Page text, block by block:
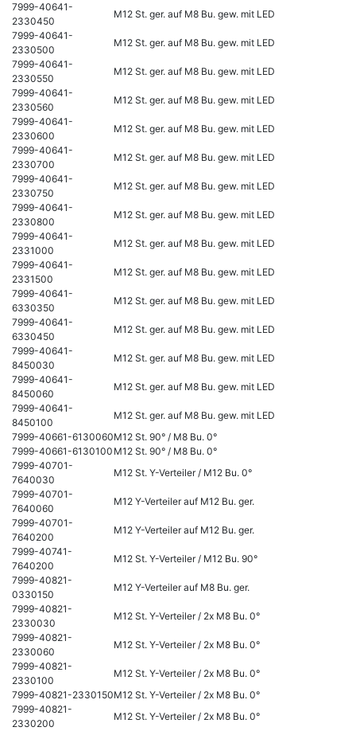
7999-40641-
2330450
M12 St. ger. auf M8 Bu. gew. mit LED
7999-40641-
2330500
M12 St. ger. auf M8 Bu. gew. mit LED
7999-40641-
2330550
M12 St. ger. auf M8 Bu. gew. mit LED
7999-40641-
2330560
M12 St. ger. auf M8 Bu. gew. mit LED
7999-40641-
2330600
M12 St. ger. auf M8 Bu. gew. mit LED
7999-40641-
2330700
M12 St. ger. auf M8 Bu. gew. mit LED
7999-40641-
2330750
M12 St. ger. auf M8 Bu. gew. mit LED
7999-40641-
2330800
M12 St. ger. auf M8 Bu. gew. mit LED
7999-40641-
2331000
M12 St. ger. auf M8 Bu. gew. mit LED
7999-40641-
2331500
M12 St. ger. auf M8 Bu. gew. mit LED
7999-40641-
6330350
M12 St. ger. auf M8 Bu. gew. mit LED
7999-40641-
6330450
M12 St. ger. auf M8 Bu. gew. mit LED
7999-40641-
8450030
M12 St. ger. auf M8 Bu. gew. mit LED
7999-40641-
8450060
M12 St. ger. auf M8 Bu. gew. mit LED
7999-40641-
8450100
M12 St. ger. auf M8 Bu. gew. mit LED
7999-40661-6130060M12 St. 90° / M8 Bu. 0°
7999-40661-6130100 M12 St. 90° / M8 Bu. 0°
7999-40701-
7640030
M12 St. Y-Verteiler / M12 Bu. 0°
7999-40701-
7640060
M12 Y-Verteiler auf M12 Bu. ger.
7999-40701-
7640200
M12 Y-Verteiler auf M12 Bu. ger.
7999-40741-
7640200
M12 St. Y-Verteiler / M12 Bu. 90°
7999-40821-
0330150
M12 Y-Verteiler auf M8 Bu. ger.
7999-40821-
2330030
M12 St. Y-Verteiler / 2x M8 Bu. 0°
7999-40821-
2330060
M12 St. Y-Verteiler / 2x M8 Bu. 0°
7999-40821-
2330100
M12 St. Y-Verteiler / 2x M8 Bu. 0°
7999-40821-2330150M12 St. Y-Verteiler / 2x M8 Bu. 0°
7999-40821-
2330200
M12 St. Y-Verteiler / 2x M8 Bu. 0°